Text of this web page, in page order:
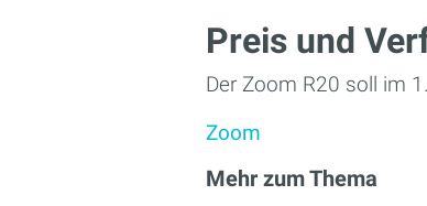
Preis und
Der Zoom R20 soll im
Zoom
Mehr zum Thema